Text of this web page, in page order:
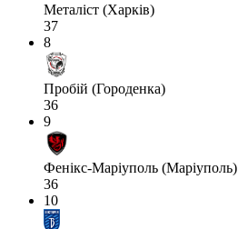
Металіст (Харків)
37
8
Пробій (Городенка)
36
9
Фенікс-Маріуполь (Маріуполь)
36
10